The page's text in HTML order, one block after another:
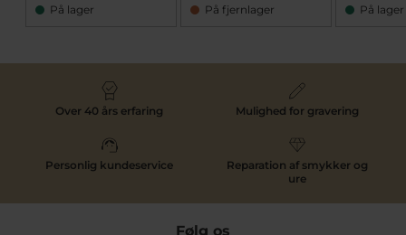
På lager På fjernlager På lager
Over 40 års erfaring Mulighed for gravering
Personlig kundeservice
Reparation af smykker og
ure
Følg os